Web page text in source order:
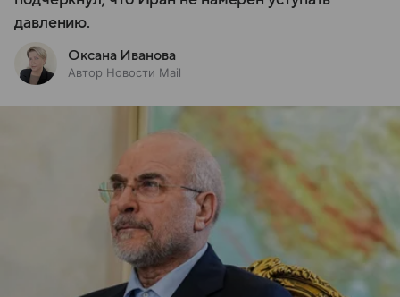
давлению.
Оксана Иванова
Автор Новости Mail